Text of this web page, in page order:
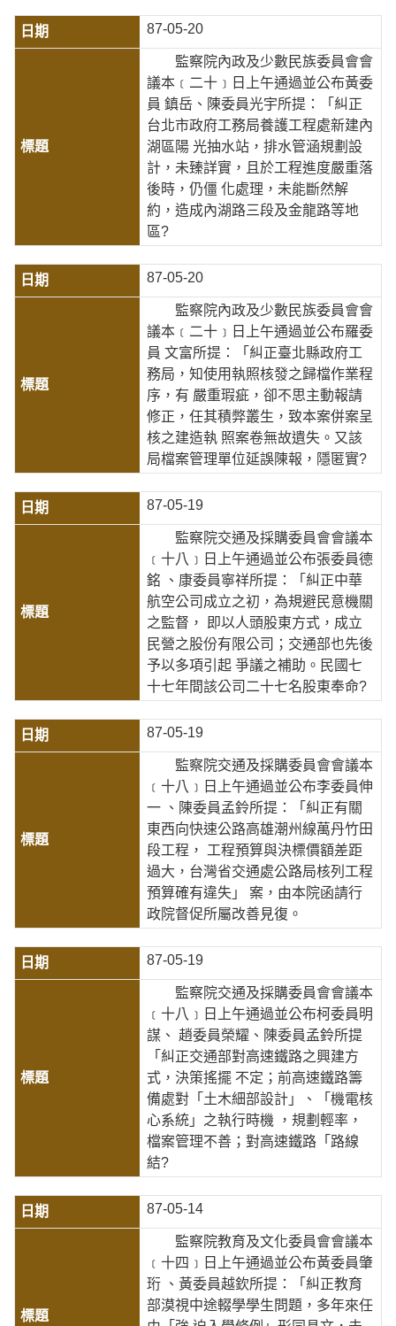
87-05-20
監察院內政及少數民族委員會會
議本﹝二十﹞日上午通過並公布黃委
員 鎮岳、陳委員光宇所提：「糾正
台北市政府工務局養護工程處新建內
湖區陽 光抽水站，排水管涵規劃設
計，未臻詳實，且於工程進度嚴重落
後時，仍僵 化處理，未能斷然解
約，造成內湖路三段及金龍路等地
區?
87-05-20
監察院內政及少數民族委員會會
議本﹝二十﹞日上午通過並公布羅委
員 文富所提：「糾正臺北縣政府工
務局，知使用執照核發之歸檔作業程
序，有 嚴重瑕疵，卻不思主動報請
修正，任其積弊叢生，致本案併案呈
核之建造執 照案卷無故遺失。又該
局檔案管理單位延誤陳報，隱匿實?
87-05-19
監察院交通及採購委員會會議本
﹝十八﹞日上午通過並公布張委員德
銘 、康委員寧祥所提：「糾正中華
航空公司成立之初，為規避民意機關
之監督， 即以人頭股東方式，成立
民營之股份有限公司；交通部也先後
予以多項引起 爭議之補助。民國七
十七年間該公司二十七名股東奉命?
87-05-19
監察院交通及採購委員會會議本
﹝十八﹞日上午通過並公布李委員伸
一 、陳委員孟鈴所提：「糾正有關
東西向快速公路高雄潮州線萬丹竹田
段工程， 工程預算與決標價額差距
過大，台灣省交通處公路局核列工程
預算確有違失」 案，由本院函請行
政院督促所屬改善見復。
87-05-19
監察院交通及採購委員會會議本
﹝十八﹞日上午通過並公布柯委員明
謀、 趙委員榮耀、陳委員孟鈴所提
「糾正交通部對高速鐵路之興建方
式，決策搖擺 不定；前高速鐵路籌
備處對「土木細部設計」、「機電核
心系統」之執行時機 ，規劃輕率，
檔案管理不善；對高速鐵路「路線
結?
87-05-14
監察院教育及文化委員會會議本
﹝十四﹞日上午通過並公布黃委員肇
珩 、黃委員越欽所提：「糾正教育
部漠視中途輟學學生問題，多年來任